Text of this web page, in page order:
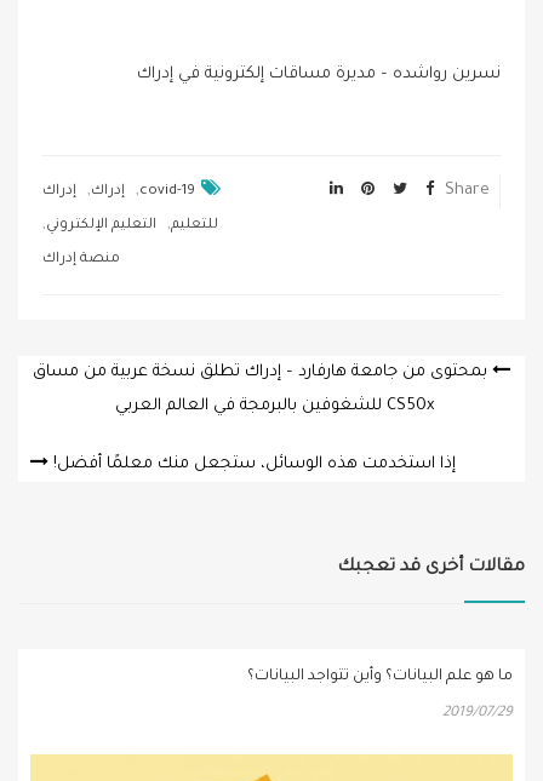
نسرين رواشده – مديرة مساقات إلكترونية في إدراك
covid-19
, إدراك, إدراك
للتعليم, التعليم الإلكتروني,
منصة إدراك
Share
Post
navigation
بمحتوى من جامعة هارفارد – إدراك تطلق نسخة عربية من مساق
CS50x للشغوفين بالبرمجة في العالم العربي
إذا استخدمت هذه الوسائل، ستجعل منك معلمًا أفضل!
مقالات أخرى قد تعجبك
ما هو علم البيانات؟ وأين تتواجد البيانات؟
2019/07/29